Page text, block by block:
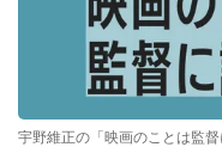
宇野維正の「映画のことは監督